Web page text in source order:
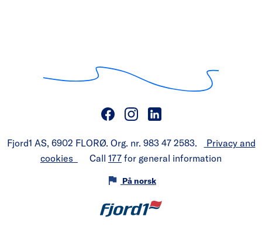
Fjord1 AS, 6902 FLORØ. Org. nr. 983 47 2583.
Privacy and
cookies
Call 177 for general information
På norsk